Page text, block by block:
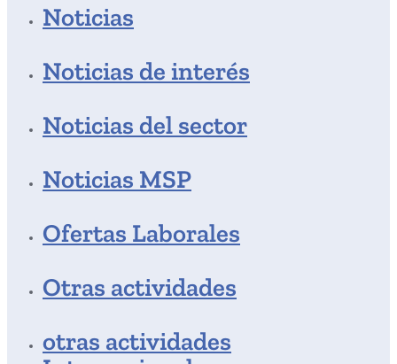
Noticias
Noticias de interés
Noticias del sector
Noticias MSP
Ofertas Laborales
Otras actividades
otras actividades